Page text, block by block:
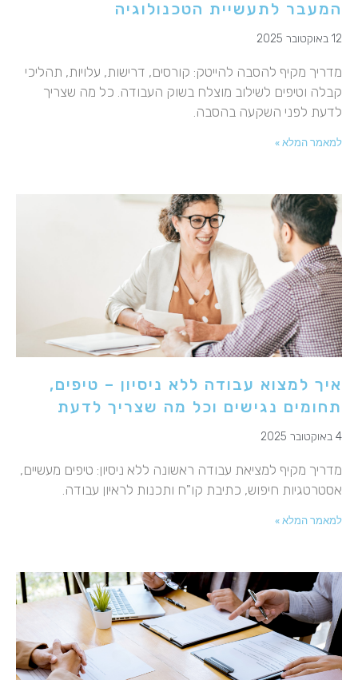
המעבר לתעשיית הטכנולוגיה
12 באוקטובר 2025
מדריך מקיף להסבה להייטק: קורסים, דרישות, עלויות, תהליכי
קבלה וטיפים לשילוב מוצלח בשוק העבודה. כל מה שצריך
לדעת לפני השקעה בהסבה.
למאמר המלא »
איך למצוא עבודה ללא ניסיון – טיפים,
תחומים נגישים וכל מה שצריך לדעת
4 באוקטובר 2025
מדריך מקיף למציאת עבודה ראשונה ללא ניסיון: טיפים מעשיים,
אסטרטגיות חיפוש, כתיבת קו"ח ותכנות לראיון עבודה.
למאמר המלא »